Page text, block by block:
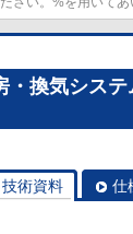
・換気シス
技術資料 仕